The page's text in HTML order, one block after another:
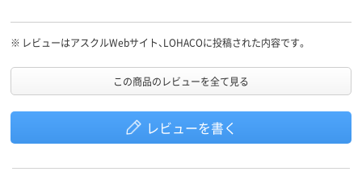
※ レビューはアスクルWebサイト、LOHACOに投稿された内容です。
この商品のレビューを全て見る
レビューを書く